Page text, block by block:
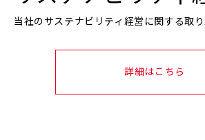
当社のサステナビリティ経営に関する取り
詳細はこちら